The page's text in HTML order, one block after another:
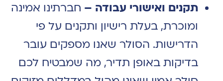
תקנים ואישורי עבודה – חברתינו אמינה
ומוכרת, בעלת רישיון ותקנים על פי
הדרישות. הסולר שאנו מספקים עובר
בדיקות באופן תדיר, מה שמבטיח לכם